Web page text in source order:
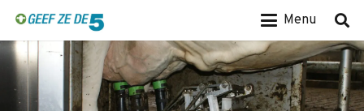
Menu